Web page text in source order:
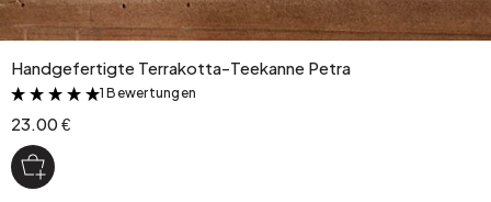
Handgefertigte Terrakotta-Teekanne Petra
&
1 Bewertungen
23.00 €